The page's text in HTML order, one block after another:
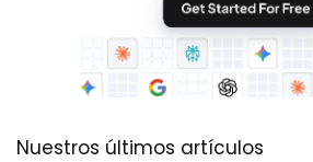
Nuestros últimos artículos